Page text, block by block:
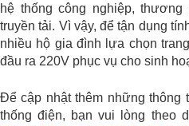
hệ thống công nghiệp,
truyền tải. Vì vậy, để tận dụng
nhiều hộ gia đình lựa chọn
đầu ra 220V phục vụ cho sinh
Để cập nhật thêm những thông
thống điện, bạn vui lòng theo